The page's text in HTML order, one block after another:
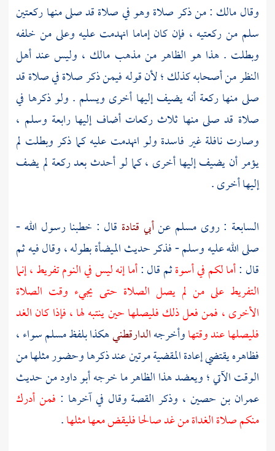
وقالمالك : من ذكر صلاة وهو في صلاة قد صلى منها ركعتين
سلم من ركعتيه ، فإن كان إماما انهدمت عليه وعلى من خلفه
وبطلت . هذا هو الظاهر من مذهب مالك ، وليس عند أهل
النظر من أصحابه كذلك ؛ لأن قوله فيمن ذكر صلاة في صلاة قد
صلى منها ركعة أنه يضيف إليها أخرى ويسلم . ولو ذكرها في
صلاة قد صلى منها ثلاث ركعات أضاف إليها رابعة وسلم ،
وصارت نافلة غير فاسدة ولو انهدمت عليه كما ذكر وبطلت لم
يؤمر أن يضيف إليها أخرى ، كما لو أحدث بعد ركعة لم يضف
إليها أخرى .
السابعة : روىمسلم عنأبي قتادة قال : خطبنا رسول الله -
صلى الله عليه وسلم - فذكر حديث الميضأة بطوله ، وقال فيه ثم
قال :أما لكم في أسوةثم قال :أما إنه ليس في النوم تفريط ، إنما
التفريط على من لم يصل الصلاة حتى يجيء وقت الصلاة
الأخرى ، فمن فعل ذلك فليصلها حين ينتبه لها ، فإذا كان الغد
فليصلها عند وقتهاوأخرجهالدارقطنيهكذا بلفظمسلمسواء ،
فظاهره يقتضي إعادة المقضية مرتين عند ذكرها وحضور مثلها من
الوقت الآتي ؛ ويعضد هذا الظاهر ما خرجهأبو داودمن حديث
عمران بن حصين ، وذكر القصة وقال في آخرها : فمن أدرك
منكم صلاة الغداة من غد صالحا فليقض معها مثلها.